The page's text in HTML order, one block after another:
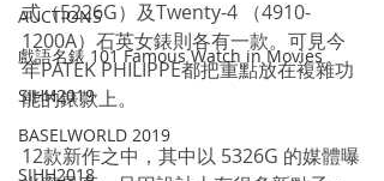
AUCTIONS
戲語名錶 101 Famous Watch in Movies
SIHH2019
BASELWORLD 2019
SIHH2018
式（5226G）及Twenty-4 （4910-
1200A）石英女錶則各有一款。可見今
年PATEK PHILIPPE都把重點放在複雜功
能的錶款上。
12款新作之中，其中以 5326G 的媒體曝